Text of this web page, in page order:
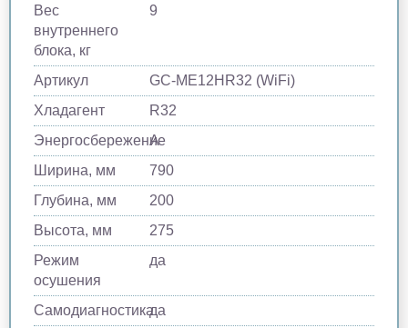
Вес
внутреннего
блока, кг
9
Артикул
GC-ME12HR32 (WiFi)
Хладагент
R32
Энергосбережение
A
Ширина, мм
790
Глубина, мм
200
Высота, мм
275
Режим
осушения
да
Самодиагностикада